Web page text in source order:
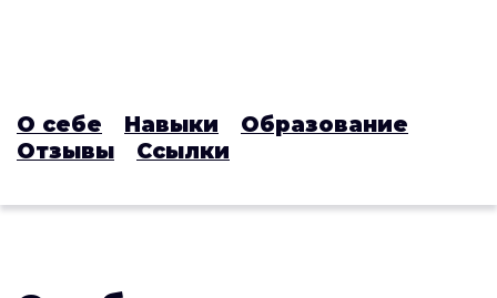
О себе Навыки
Образование
Отзывы
Ссылки